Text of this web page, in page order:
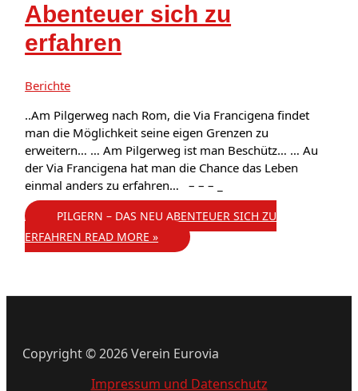
Abenteuer sich zu
erfahren
Berichte
..Am Pilgerweg nach Rom, die Via Francigena findet
man die Möglichkeit seine eigen Grenzen zu
erweitern… … Am Pilgerweg ist man Beschütz… … Au
der Via Francigena hat man die Chance das Leben
einmal anders zu erfahren… – – – _
PILGERN – DAS NEU ABENTEUER SICH ZU
ERFAHREN READ MORE »
Copyright © 2026 Verein Eurovia
Impressum und Datenschutz